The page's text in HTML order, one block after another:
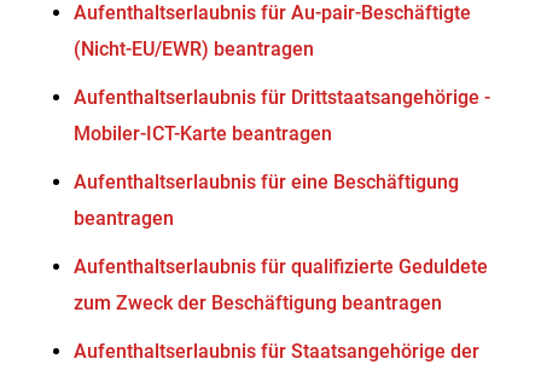
Aufenthaltserlaubnis für Au-pair-Beschäftigte
(Nicht-EU/EWR) beantragen
Aufenthaltserlaubnis für Drittstaatsangehörige -
Mobiler-ICT-Karte beantragen
Aufenthaltserlaubnis für eine Beschäftigung
beantragen
Aufenthaltserlaubnis für qualifizierte Geduldete
zum Zweck der Beschäftigung beantragen
Aufenthaltserlaubnis für Staatsangehörige der